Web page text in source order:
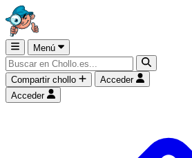
Menú
Compartir chollo
Acceder
Acceder